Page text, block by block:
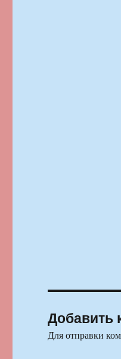
Добавить
Для отправки